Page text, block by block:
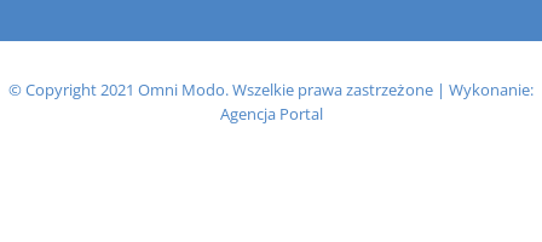
© Copyright 2021 Omni Modo. Wszelkie prawa zastrzeżone | Wykonanie:
Agencja Portal